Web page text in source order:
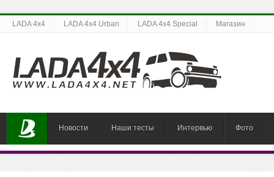
LADA 4x4 LADA 4x4 Urban LADA 4x4 Special Магазин
Новости Наши тесты Интервью Фото